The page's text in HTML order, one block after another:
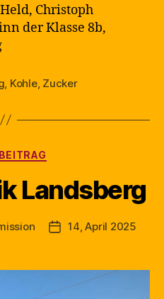
Christoph
der Klasse 8b,
, Kohle, Zucker
Kategorien
Landsberg
Beitragsdatum
14, April 2025